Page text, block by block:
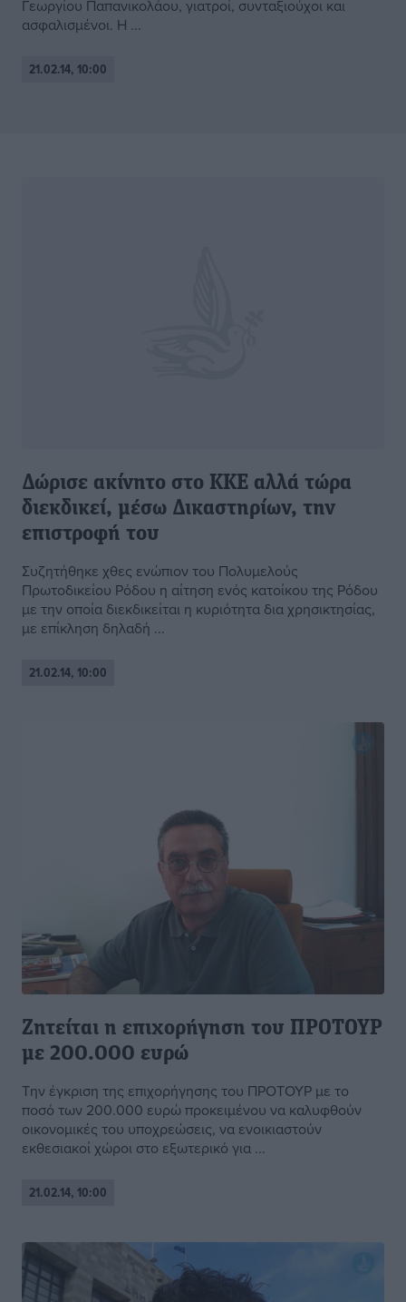
Γεωργίου Παπανικολάου, γιατροί, συνταξιούχοι και
ασφαλισμένοι. Η ...
21.02.14, 10:00
Δώρισε ακίνητο στο ΚΚΕ αλλά τώρα
διεκδικεί, μέσω Δικαστηρίων, την
επιστροφή του
Συζητήθηκε χθες ενώπιον του Πολυμελούς
Πρωτοδικείου Ρόδου η αίτηση ενός κατοίκου της Ρόδου
με την οποία διεκδικείται η κυριότητα δια χρησικτησίας,
με επίκληση δηλαδή ...
21.02.14, 10:00
Ζητείται η επιχορήγηση του ΠΡΟΤΟΥΡ
με 200.000 ευρώ
Την έγκριση της επιχορήγησης του ΠΡΟΤΟΥΡ με το
ποσό των 200.000 ευρώ προκειμένου να καλυφθούν
οικονομικές του υποχρεώσεις, να ενοικιαστούν
εκθεσιακοί χώροι στο εξωτερικό για ...
21.02.14, 10:00